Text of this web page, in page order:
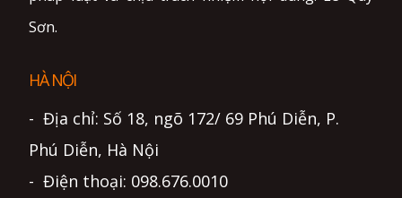
Sơn.
HÀ NỘI
- Địa chỉ: Số 18, ngõ 172/ 69 Phú Diễn, P.
Phú Diễn, Hà Nội
- Điện thoại: 098.676.0010